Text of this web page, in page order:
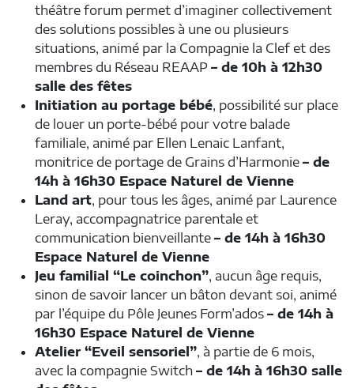
théâtre forum permet d’imaginer collectivement
des solutions possibles à une ou plusieurs
situations, animé par la Compagnie la Clef et des
membres du Réseau REAAP – de 10h à 12h30
salle des fêtes
Initiation au portage bébé, possibilité sur place
de louer un porte-bébé pour votre balade
familiale, animé par Ellen Lenaic Lanfant,
monitrice de portage de Grains d’Harmonie – de
14h à 16h30 Espace Naturel de Vienne
Land art, pour tous les âges, animé par Laurence
Leray, accompagnatrice parentale et
communication bienveillante – de 14h à 16h30
Espace Naturel de Vienne
Jeu familial “Le coinchon”, aucun âge requis,
sinon de savoir lancer un bâton devant soi, animé
par l’équipe du Pôle Jeunes Form’ados – de 14h à
16h30 Espace Naturel de Vienne
Atelier “Eveil sensoriel”, à partie de 6 mois,
avec la compagnie Switch – de 14h à 16h30 salle